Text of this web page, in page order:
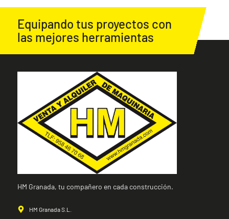
Equipando tus proyectos con
las mejores herramientas
HM Granada, tu compañero en cada construcción.
HM Granada S.L.